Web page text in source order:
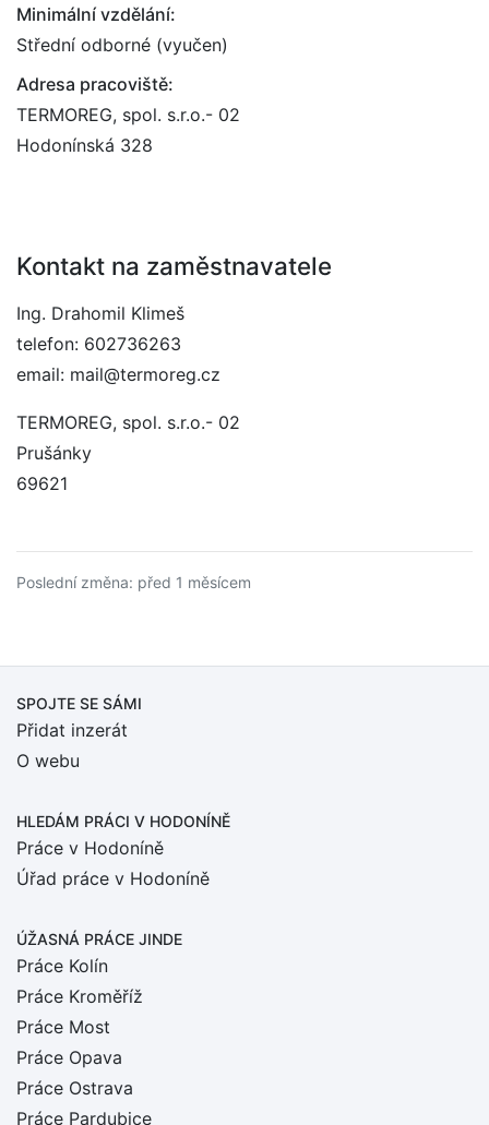
Minimální vzdělání:
Střední odborné (vyučen)
Adresa pracoviště:
TERMOREG, spol. s.r.o.- 02
Hodonínská 328
Kontakt na zaměstnavatele
Ing. Drahomil Klimeš
telefon: 602736263
email: mail@termoreg.cz
TERMOREG, spol. s.r.o.- 02
Prušánky
69621
Poslední změna: před 1 měsícem
SPOJTE SE SÁMI
Přidat inzerát
O webu
HLEDÁM PRÁCI V HODONÍNĚ
Práce v Hodoníně
Úřad práce v Hodoníně
ÚŽASNÁ PRÁCE JINDE
Práce Kolín
Práce Kroměříž
Práce Most
Práce Opava
Práce Ostrava
Práce Pardubice